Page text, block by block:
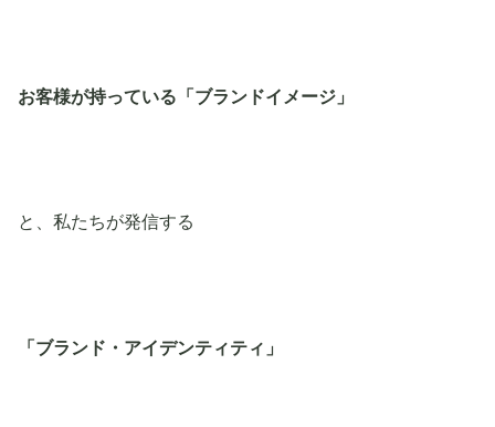
お客様が持っている「ブランドイメージ」
と、私たちが発信する
「ブランド・アイデンティティ」